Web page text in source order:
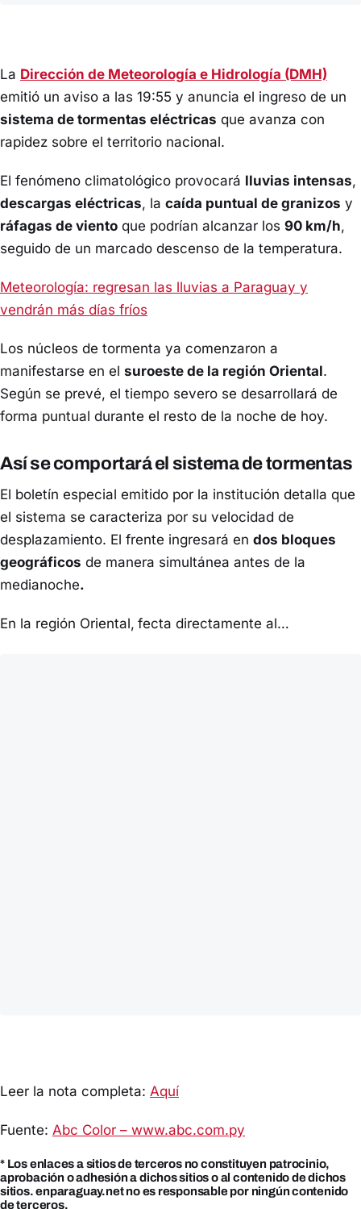
La Dirección de Meteorología e Hidrología (DMH)
emitió un aviso a las 19:55 y anuncia el ingreso de un
sistema de tormentas eléctricas que avanza con
rapidez sobre el territorio nacional.
El fenómeno climatológico provocará lluvias intensas,
descargas eléctricas, la caída puntual de granizos y
ráfagas de viento que podrían alcanzar los 90 km/h,
seguido de un marcado descenso de la temperatura.
Meteorología: regresan las lluvias a Paraguay y
vendrán más días fríos
Los núcleos de tormenta ya comenzaron a
manifestarse en el suroeste de la región Oriental.
Según se prevé, el tiempo severo se desarrollará de
forma puntual durante el resto de la noche de hoy.
Así se comportará el sistema de tormentas
El boletín especial emitido por la institución detalla que
el sistema se caracteriza por su velocidad de
desplazamiento. El frente ingresará en dos bloques
geográficos de manera simultánea antes de la
medianoche.
En la región Oriental, fecta directamente al…
Leer la nota completa: Aquí
Fuente: Abc Color – www.abc.com.py
* Los enlaces a sitios de terceros no constituyen patrocinio,
aprobación o adhesión a dichos sitios o al contenido de dichos
sitios. enparaguay.net no es responsable por ningún contenido
de terceros.